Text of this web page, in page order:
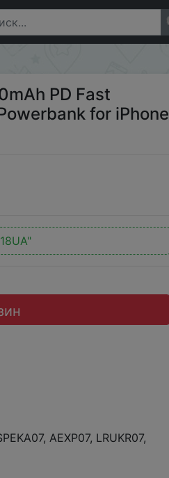
17 Samsung S25
PD Fast
for iPhone
AEXP07, LRUKR07,